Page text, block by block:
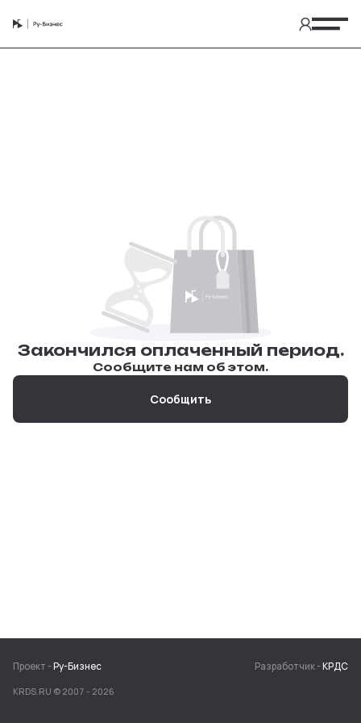
Закончился оплаченный период.
Сообщите нам об этом.
Сообщить
Проект - Ру-Бизнес Разработчик - КРДС
KRDS.RU © 2007 - 2026